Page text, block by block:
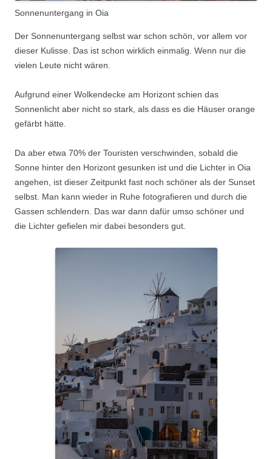
Sonnenuntergang in Oia
Der Sonnenuntergang selbst war schon schön, vor allem vor
dieser Kulisse. Das ist schon wirklich einmalig. Wenn nur die
vielen Leute nicht wären.
Aufgrund einer Wolkendecke am Horizont schien das
Sonnenlicht aber nicht so stark, als dass es die Häuser orange
gefärbt hätte.
Da aber etwa 70% der Touristen verschwinden, sobald die
Sonne hinter den Horizont gesunken ist und die Lichter in Oia
angehen, ist dieser Zeitpunkt fast noch schöner als der Sunset
selbst. Man kann wieder in Ruhe fotografieren und durch die
Gassen schlendern. Das war dann dafür umso schöner und
die Lichter gefielen mir dabei besonders gut.